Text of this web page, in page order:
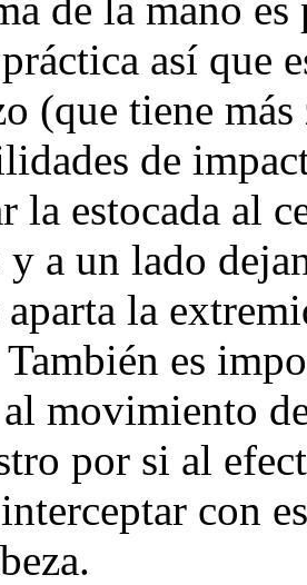
así que
(que tiene
de
la estocada al
y a un lado
aparta la
es
al movimiento
por si al
con